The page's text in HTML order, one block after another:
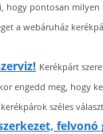
pontosan milyen
a webáruház
Kerékpárt
engedd meg, hogy
széles